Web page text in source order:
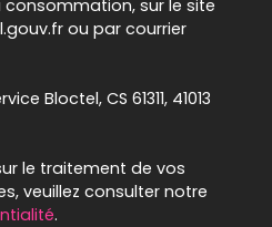
consommation, sur le site
ou par courrier
Bloctel, CS 61311, 41013
le traitement de vos
veuillez consulter notre
.